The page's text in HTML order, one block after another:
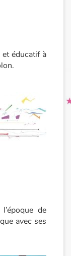
éducatif à
de
avec ses